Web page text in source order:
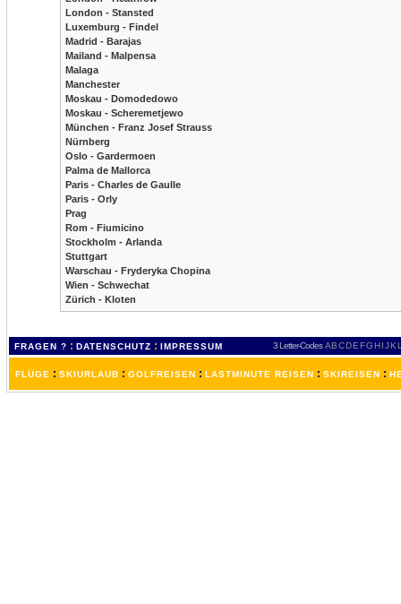
London - Stansted
Luxemburg - Findel
Madrid - Barajas
Mailand - Malpensa
Malaga
Manchester
Moskau - Domodedowo
Moskau - Scheremetjewo
München - Franz Josef Strauss
Nürnberg
Oslo - Gardermoen
Palma de Mallorca
Paris - Charles de Gaulle
Paris - Orly
Prag
Rom - Fiumicino
Stockholm - Arlanda
Stuttgart
Warschau - Fryderyka Chopina
Wien - Schwechat
Zürich - Kloten
FRAGEN ? : DATENSCHUTZ : IMPRESSUM 3 Letter-Codes ABCDEFGH IJKL
FLÜGE : SKIURLAUB : GOLFREISEN : LASTMINUTE REISEN : SKIREISEN :